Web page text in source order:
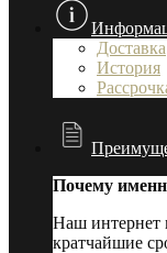
Доставка
История
Почему
Наш интернет
кратчайшие